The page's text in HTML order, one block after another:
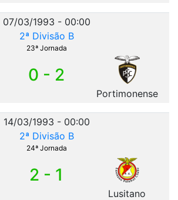
07/03/1993 - 00:00
2ª Divisão B
23ª Jornada
0 - 2
Portimonense
14/03/1993 - 00:00
2ª Divisão B
24ª Jornada
2 - 1
Lusitano